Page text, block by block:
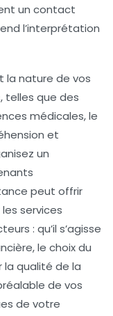
un contact
l’interprétation
la nature de vos
telles que des
médicales, le
et
un
peut offrir
services
: qu’il s’agisse
le choix du
qualité de la
de vos
de votre